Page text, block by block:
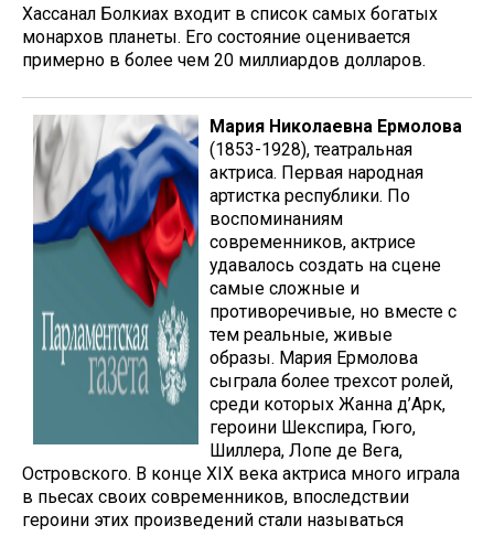
Хассанал Болкиах входит в список самых богатых
монархов планеты. Его состояние оценивается
примерно в более чем 20 миллиардов долларов.
Мария Николаевна Ермолова
(1853-1928), театральная
актриса. Первая народная
артистка республики. По
воспоминаниям
современников, актрисе
удавалось создать на сцене
самые сложные и
противоречивые, но вместе с
тем реальные, живые
образы. Мария Ермолова
сыграла более трехсот ролей,
среди которых Жанна д’Арк,
героини Шекспира, Гюго,
Шиллера, Лопе де Вега,
Островского. В конце XIX века актриса много играла
в пьесах своих современников, впоследствии
героини этих произведений стали называться